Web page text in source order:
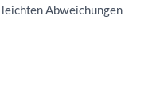
Abweichungen